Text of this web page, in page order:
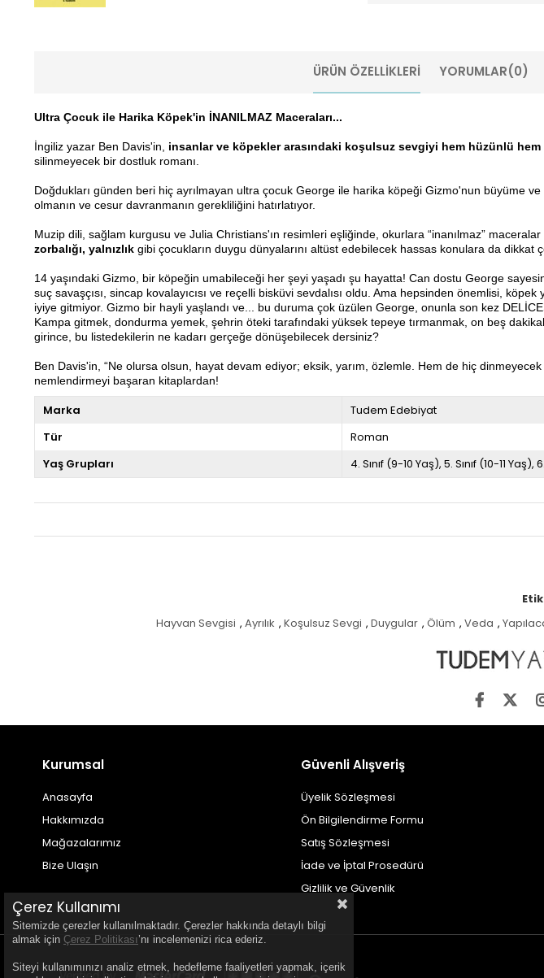
ÜRÜN ÖZELLIKLERI YORUMLAR(0)
Ultra Çocuk ile Harika Köpek'in İNANILMAZ Maceraları...
İngiliz yazar Ben Davis'in, insanlar ve köpekler arasındaki koşulsuz sevgiyi hem hüzünlü
silinmeyecek bir dostluk romanı.
Doğdukları günden beri hiç ayrılmayan ultra çocuk George ile harika köpeği Gizmo'nun büyüme
olmanın ve cesur davranmanın gerekliliğini hatırlatıyor.
Muzip dili, sağlam kurgusu ve Julia Christians'ın resimleri eşliğinde, okurlara “inanılmaz”
zorbalığı, yalnızlık gibi çocukların duygu dünyalarını altüst edebilecek hassas konulara da dikkat
14 yaşındaki Gizmo, bir köpeğin umabileceği her şeyi yaşadı şu hayatta! Can dostu George
suç savaşçısı, sincap kovalayıcısı ve reçelli bisküvi sevdalısı oldu. Ama hepsinden önemlisi,
iyiye gitmiyor. Gizmo bir hayli yaşlandı ve... bu duruma çok üzülen George, onunla son kez
Kampa gitmek, dondurma yemek, şehrin öteki tarafındaki yüksek tepeye tırmanmak, on beş
girince, bu listedekilerin ne kadarı gerçeğe dönüşebilecek dersiniz?
Ben Davis'in, “Ne olursa olsun, hayat devam ediyor; eksik, yarım, özlemle. Hem de hiç
nemlendirmeyi başaran kitaplardan!
Marka
Tudem Edebiyat
Tür
Roman
Yaş Grupları
4. Sınıf (9-10 Yaş) 5. Sınıf (10-11 Yaş)
Hayvan Sevgisi , Ayrılık , Koşulsuz Sevgi , Duygular , Ölüm , Veda ,
Kurumsal
Anasayfa
Hakkımızda
Mağazalarımız
Bize Ulaşın
Güvenli Alışveriş
Üyelik Sözleşmesi
Ön Bilgilendirme Formu
Satış Sözleşmesi
İade ve İptal Prosedürü
Gizlilik ve Güvenlik
Çerez Kullanımı
Sitemizde çerezler kullanılmaktadır. Çerezler hakkında detaylı bilgi
almak için Çerez Politikası’nı incelemenizi rica ederiz.
Siteyi kullanımınızı analiz etmek, hedefleme faaliyetleri yapmak, içerik